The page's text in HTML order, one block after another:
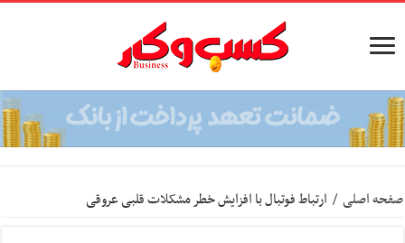
صفحه اصلی / ارتباط فوتبال با افزایش خطر مشکلات قلبی عروقی